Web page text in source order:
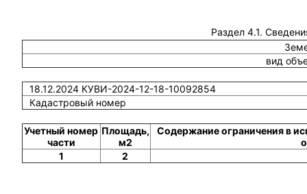
Раздел 4.1.
вид
18.12.2024 КУВИ-2024-12-18-10092854
Кадастровый номер
Учетный номер
части
Площадь,
м2
Содержание ограничения в
1
2